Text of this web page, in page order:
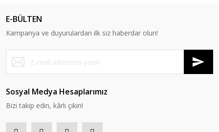
E-BÜLTEN
Kampanya ve duyurulardan ilk siz haberdar olun!
Sosyal Medya Hesaplarımız
Bizi takip edin, kârlı çıkın!